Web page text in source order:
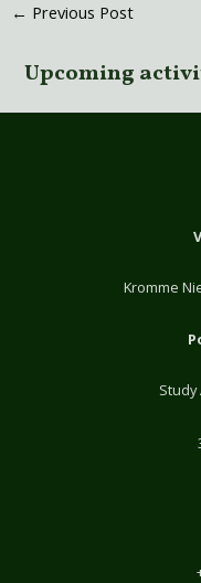
← Previous Post
Upcoming
Kromme
Study